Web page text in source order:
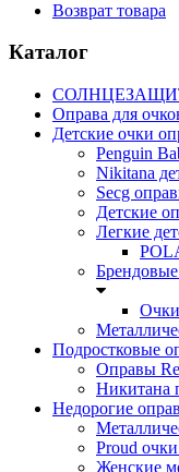
Возврат товара
Каталог
Оправа для
Детские очки
Penguin
Nikitana
Secg
Детские
Легкие
Подростковые
Оправы
Никитана
Недорогие
Proud
Женские